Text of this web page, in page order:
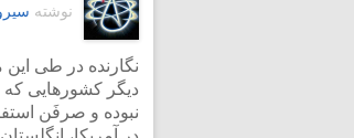
نوشته
نگارنده در طی این
دیگر کشورهایی
نبوده و صرفَن